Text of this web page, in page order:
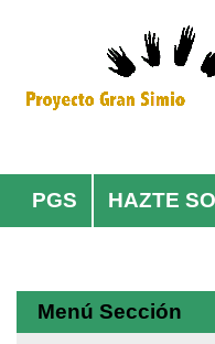
contenido.
a
navegación
Personales
Navegación
PGS HAZTE
Menú Sección